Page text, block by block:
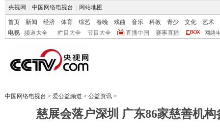
央视网 中国网络电视台 网站地图
首页 新闻 经济 体育 综艺 春晚 戏曲 音乐 科教 青少 文化
艺术
电视
频道大全 栏目大全 节目大全 直播中国 赛事直播 网络
中国网络电视台 > 爱公益频道 > 公益资讯 >
慈展会落户深圳 广东86家慈善机